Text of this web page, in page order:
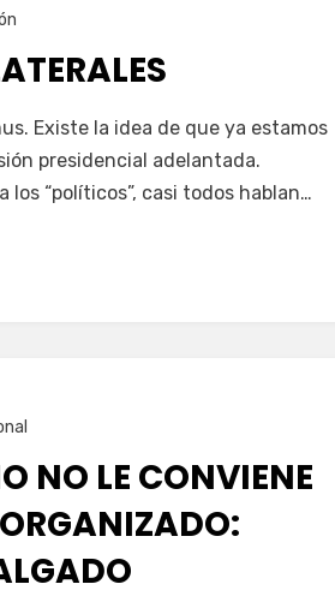
Existe la idea de que ya estamos
presidencial adelantada.
los “políticos”, casi todos hablan…
NO LE CONVIENE